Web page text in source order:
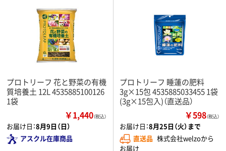
プロトリーフ 花と野菜の有機
質培養土 12L 4535885100126
1袋
￥1,440（税込）
お届け日：8月9日（日）
アスクル在庫商品
プロトリーフ 睡蓮の肥料
3g×15包 4535885033455 1袋
(3g×15包入)（直送品）
￥598（税込）
お届け日：8月25日（火）まで
直送品 株式会社welzoから
お届け